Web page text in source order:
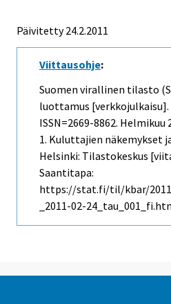
Päivitetty 24.2.2011
Viittausohje:
Suomen virallinen tilasto
luottamus [verkkojulkaisu].
ISSN=2669-8862. Helmikuu
1. Kuluttajien näkemykset
Helsinki: Tilastokeskus
Saantitapa:
https://stat.fi/til/kbar/
_2011-02-